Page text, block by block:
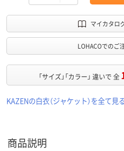
マイカタロ
LOHACOでのご
「サイズ」「カラー」 違いで 全
KAZENの白衣（ジャケット）を全て見
商品説明